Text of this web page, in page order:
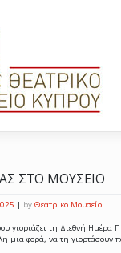
ΣΤΟ ΜΟΥΣΕΙΟ
| by Θεατρικο Μουσείο
γιορτάζει τη Διεθνή Ημέρα
μια φορά, να τη γιορτάσουν